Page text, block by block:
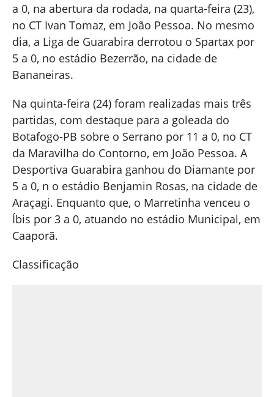
a 0, na abertura da rodada, na quarta-feira (23),
no CT Ivan Tomaz, em João Pessoa. No mesmo
dia, a Liga de Guarabira derrotou o Spartax por
5 a 0, no estádio Bezerrão, na cidade de
Bananeiras.
Na quinta-feira (24) foram realizadas mais três
partidas, com destaque para a goleada do
Botafogo-PB sobre o Serrano por 11 a 0, no CT
da Maravilha do Contorno, em João Pessoa. A
Desportiva Guarabira ganhou do Diamante por
5 a 0, n o estádio Benjamin Rosas, na cidade de
Araçagi. Enquanto que, o Marretinha venceu o
Íbis por 3 a 0, atuando no estádio Municipal, em
Caaporã.
Classificação